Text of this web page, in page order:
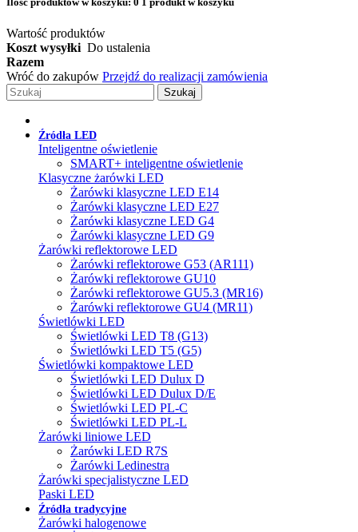
Wartość produktów
Koszt wysyłki Do ustalenia
Razem
Wróć do zakupów Przejdź do realizacji zamówienia
Szukaj
Źródła LED
Inteligentne oświetlenie
SMART+ inteligentne oświetlenie
Klasyczne żarówki LED
Żarówki klasyczne LED E14
Żarówki klasyczne LED E27
Żarówki klasyczne LED G4
Żarówki klasyczne LED G9
Żarówki reflektorowe LED
Żarówki reflektorowe G53 (AR111)
Żarówki reflektorowe GU10
Żarówki reflektorowe GU5.3 (MR16)
Żarówki reflektorowe GU4 (MR11)
Świetlówki LED
Świetlówki LED T8 (G13)
Świetlówki LED T5 (G5)
Świetlówki kompaktowe LED
Świetlówki LED Dulux D
Świetlówki LED Dulux D/E
Świetlówki LED PL-C
Świetlówki LED PL-L
Żarówki liniowe LED
Żarówki LED R7S
Żarówki Ledinestra
Żarówki specjalistyczne LED
Paski LED
Źródła tradycyjne
Żarówki halogenowe